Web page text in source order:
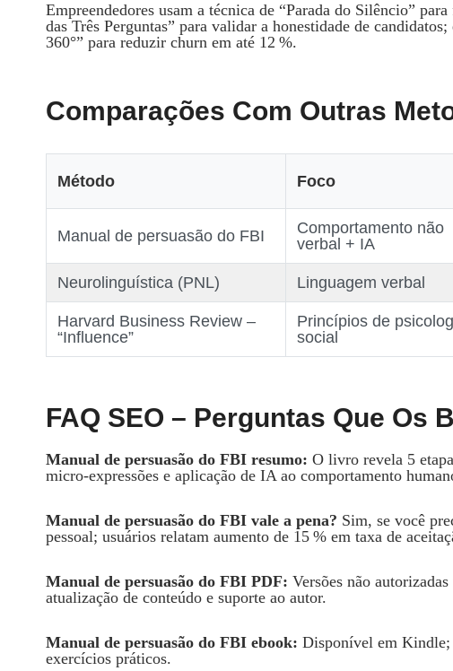
Empreendedores usam a técnica de “Parada do Silêncio”
das Três Perguntas” para validar a honestidade de
360°” para reduzir churn em até 12 %.
Comparações Com Outras
Método Foco
Manual de persuasão do FBI
Comportamento não
verbal + IA
Neurolinguística (PNL) Linguagem verbal
Harvard Business Review –
“Influence”
Princípios de
social
FAQ SEO – Perguntas Que Os
Manual de persuasão do FBI resumo: O livro revela 5
micro‑expressões e aplicação de IA ao comportamento
Manual de persuasão do FBI vale a pena? Sim, se você
pessoal; usuários relatam aumento de 15 % em taxa de
Manual de persuasão do FBI PDF: Versões não
atualização de conteúdo e suporte ao autor.
Manual de persuasão do FBI ebook: Disponível em
exercícios práticos.